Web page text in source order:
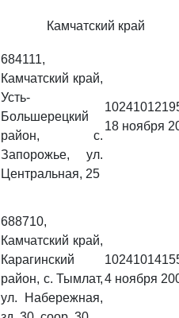
Камчатский край
684111,
Камчатский край,
Усть-
Большерецкий
район, с.
Запорожье, ул.
Центральная, 25
18 ноября
688710,
Камчатский край,
Карагинский
район, с. Тымлат,
ул. Набережная,
4 ноября